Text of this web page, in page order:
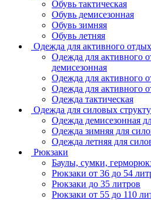
Обувь тактическая
Обувь демисезонная
Обувь зимняя
Обувь летняя
Одежда для активного
Одежда для активного
демисезонная
Одежда для активного
Одежда для активного
Одежда тактическая
Одежда для силовых
Одежда демисезонная
Одежда зимняя для
Одежда летняя для
Рюкзаки
Баулы, сумки,
Рюкзаки от 36 до 54
Рюкзаки до 35 литров
Рюкзаки от 55 до 110